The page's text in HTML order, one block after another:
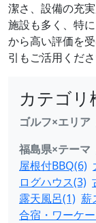
潔さ、設備の充
施設も多く、特
から高い評価を
引もご活用くださ
カテゴリ
ゴルフ×エリア
福島県×テーマ
屋根付BBQ(6)
ログハウス(3)
露天風呂(1) 薪
合宿・ワーケ